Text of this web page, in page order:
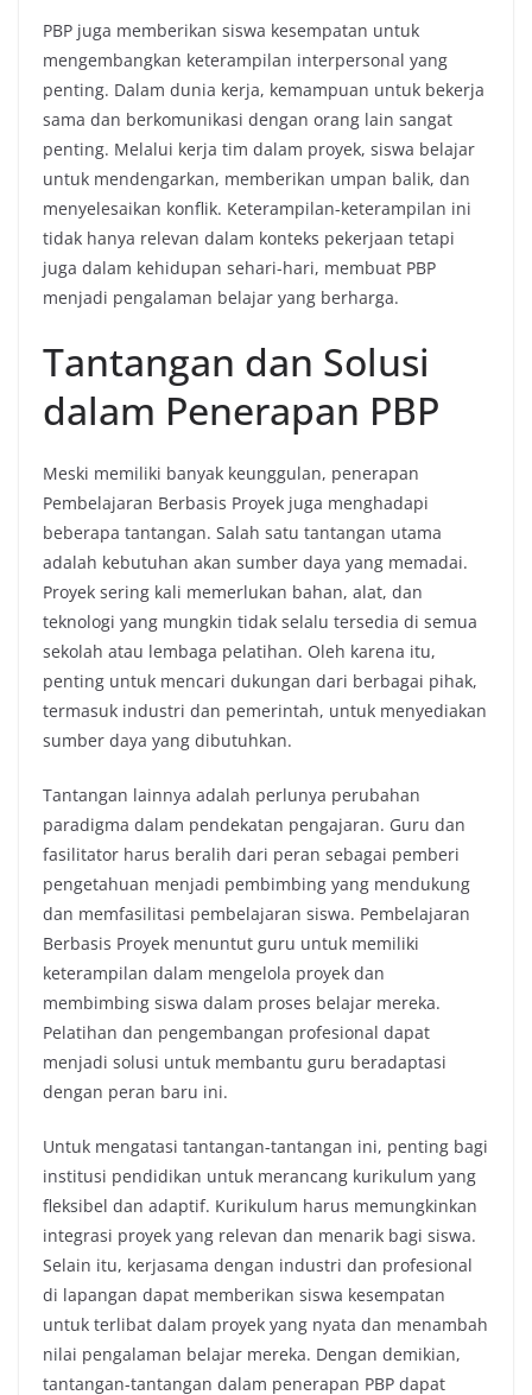
PBP juga memberikan siswa kesempatan untuk
mengembangkan keterampilan interpersonal yang
penting. Dalam dunia kerja, kemampuan untuk bekerja
sama dan berkomunikasi dengan orang lain sangat
penting. Melalui kerja tim dalam proyek, siswa belajar
untuk mendengarkan, memberikan umpan balik, dan
menyelesaikan konflik. Keterampilan-keterampilan ini
tidak hanya relevan dalam konteks pekerjaan tetapi
juga dalam kehidupan sehari-hari, membuat PBP
menjadi pengalaman belajar yang berharga.
Tantangan dan Solusi
dalam Penerapan PBP
Meski memiliki banyak keunggulan, penerapan
Pembelajaran Berbasis Proyek juga menghadapi
beberapa tantangan. Salah satu tantangan utama
adalah kebutuhan akan sumber daya yang memadai.
Proyek sering kali memerlukan bahan, alat, dan
teknologi yang mungkin tidak selalu tersedia di semua
sekolah atau lembaga pelatihan. Oleh karena itu,
penting untuk mencari dukungan dari berbagai pihak,
termasuk industri dan pemerintah, untuk menyediakan
sumber daya yang dibutuhkan.
Tantangan lainnya adalah perlunya perubahan
paradigma dalam pendekatan pengajaran. Guru dan
fasilitator harus beralih dari peran sebagai pemberi
pengetahuan menjadi pembimbing yang mendukung
dan memfasilitasi pembelajaran siswa. Pembelajaran
Berbasis Proyek menuntut guru untuk memiliki
keterampilan dalam mengelola proyek dan
membimbing siswa dalam proses belajar mereka.
Pelatihan dan pengembangan profesional dapat
menjadi solusi untuk membantu guru beradaptasi
dengan peran baru ini.
Untuk mengatasi tantangan-tantangan ini, penting bagi
institusi pendidikan untuk merancang kurikulum yang
fleksibel dan adaptif. Kurikulum harus memungkinkan
integrasi proyek yang relevan dan menarik bagi siswa.
Selain itu, kerjasama dengan industri dan profesional
di lapangan dapat memberikan siswa kesempatan
untuk terlibat dalam proyek yang nyata dan menambah
nilai pengalaman belajar mereka. Dengan demikian,
tantangan-tantangan dalam penerapan PBP dapat